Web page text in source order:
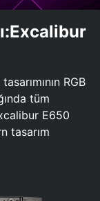
RGB
tüm
E650
tasarım